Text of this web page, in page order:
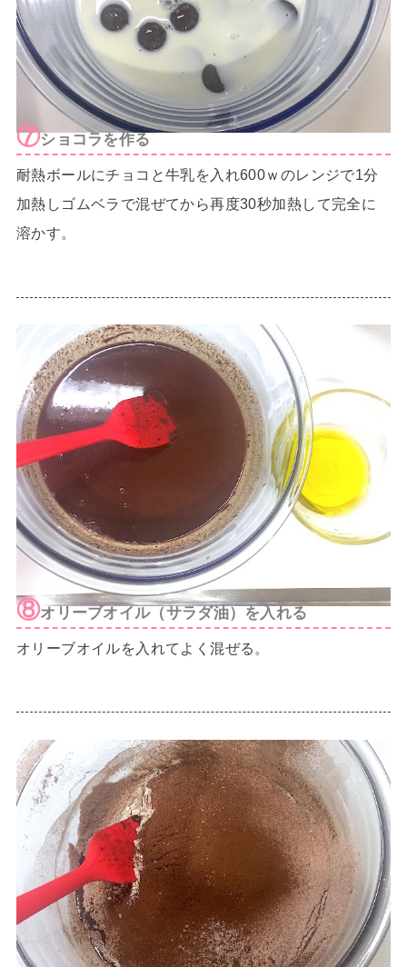
⑦ショコラを作る
耐熱ボールにチョコと牛乳を入れ600ｗのレンジで1分
加熱しゴムベラで混ぜてから再度30秒加熱して完全に
溶かす。
⑧オリーブオイル（サラダ油）を入れる
オリーブオイルを入れてよく混ぜる。